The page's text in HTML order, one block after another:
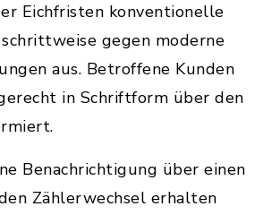
Eichfristen konventionelle
gegen moderne
aus. Betroffene Kunden
in Schriftform über den
Benachrichtigung über einen
Zählerwechsel erhalten